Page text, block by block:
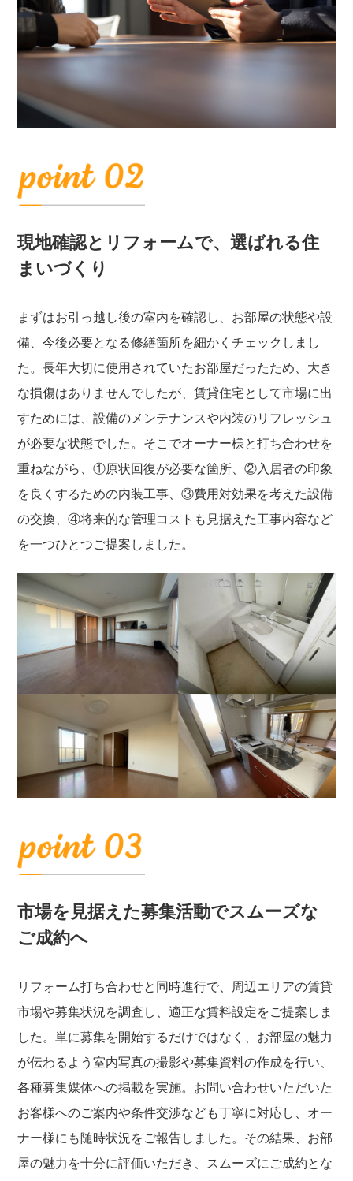
現地確認とリフォームで、選ばれる住
まいづくり
まずはお引っ越し後の室内を確認し、お部屋の状態や設
備、今後必要となる修繕箇所を細かくチェックしまし
た。長年大切に使用されていたお部屋だったため、大き
な損傷はありませんでしたが、賃貸住宅として市場に出
すためには、設備のメンテナンスや内装のリフレッシュ
が必要な状態でした。そこでオーナー様と打ち合わせを
重ねながら、①原状回復が必要な箇所、②入居者の印象
を良くするための内装工事、③費用対効果を考えた設備
の交換、④将来的な管理コストも見据えた工事内容など
を一つひとつご提案しました。
市場を見据えた募集活動でスムーズな
ご成約へ
リフォーム打ち合わせと同時進行で、周辺エリアの賃貸
市場や募集状況を調査し、適正な賃料設定をご提案しま
した。単に募集を開始するだけではなく、お部屋の魅力
が伝わるよう室内写真の撮影や募集資料の作成を行い、
各種募集媒体への掲載を実施。お問い合わせいただいた
お客様へのご案内や条件交渉なども丁寧に対応し、オー
ナー様にも随時状況をご報告しました。その結果、お部
屋の魅力を十分に評価いただき、スムーズにご成約とな